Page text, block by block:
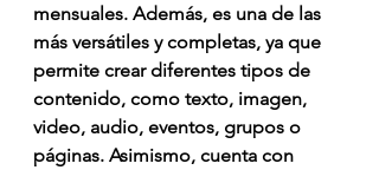
mensuales. Además, es una de las
más versátiles y completas, ya que
permite crear diferentes tipos de
contenido, como texto, imagen,
video, audio, eventos, grupos o
páginas. Asimismo, cuenta con